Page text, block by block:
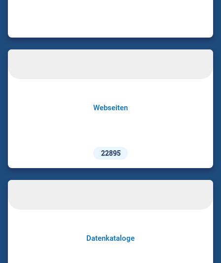
Webseiten
22895
Datenkataloge